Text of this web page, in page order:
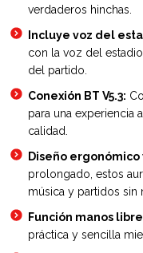
verdaderos hinchas.
Incluye voz del
con la voz del
del partido.
Conexión BT V5.3:
para una experiencia
calidad.
Diseño
prolongado, estos
música y partidos sin
Función manos
práctica y sencilla